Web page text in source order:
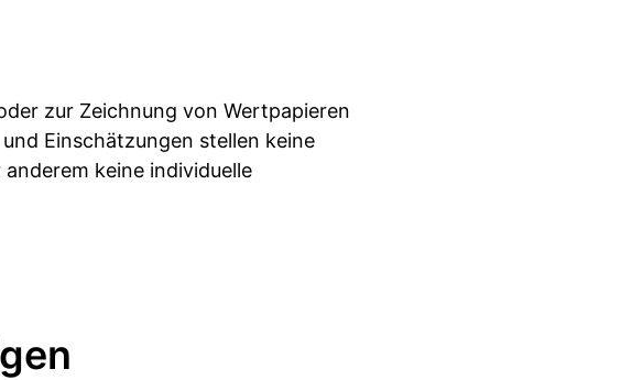
zur Zeichnung von Wertpapieren
Einschätzungen stellen keine
keine individuelle